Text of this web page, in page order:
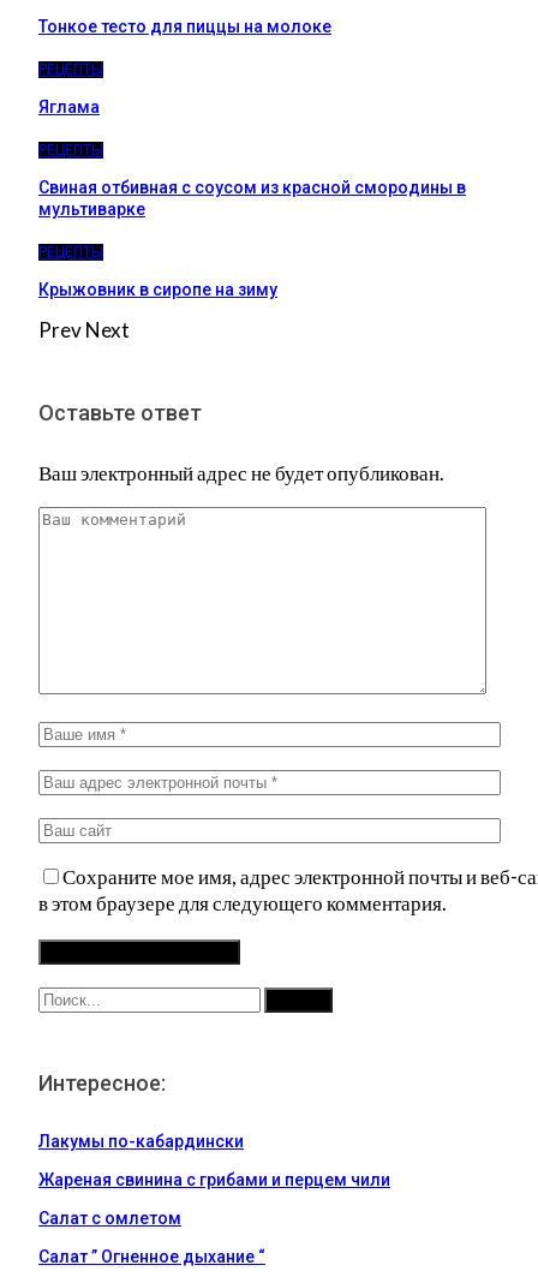
Тонкое тесто для пиццы на молоке
РЕЦЕПТЫ
Яглама
РЕЦЕПТЫ
Свиная отбивная с соусом из красной смородины в
мультиварке
РЕЦЕПТЫ
Крыжовник в сиропе на зиму
PrevNext
Оставьте ответ
Ваш электронный адрес не будет опубликован.
Сохраните мое имя, адрес электронной почты и веб-
в этом браузере для следующего комментария.
Интересное:
Лакумы по-кабардински
Жареная свинина с грибами и перцем чили
Салат с омлетом
Салат ” Огненное дыхание “